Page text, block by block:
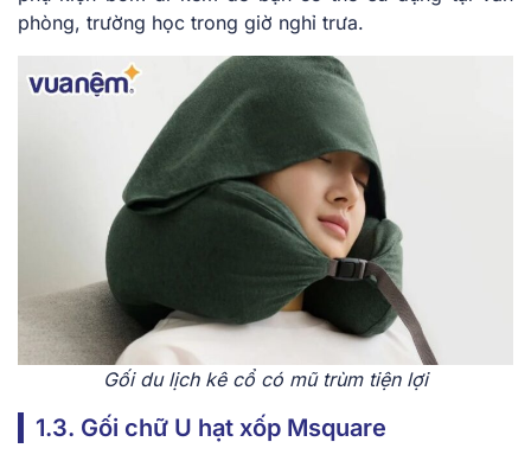
phòng, trường học trong giờ nghỉ trưa.
Gối du lịch kê cổ có mũ trùm tiện lợi
1.3. Gối chữ U hạt xốp Msquare